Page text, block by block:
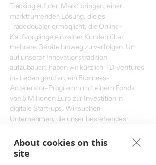
Tracking auf den Markt bringen, einer
marktführenden Lösung, die es
Tradedoubler ermöglicht, die Online-
Kaufvorgänge einzelner Kunden über
mehrere Geräte hinweg zu verfolgen. Um
auf unserer Innovationstradition
aufzubauen, haben wir kürzlich TD Ventures
ins Leben gerufen, ein Business-
Accelerator-Programm mit einem Fonds
von 5 Millionen Euro zur Investition in
digitale Start-ups. Wir suchen
Unternehmen, die unser bestehendes
neue digitale Technologien leisten. Die
Entwicklung dieser neuen
kundenorientierten Lösungen und die
About cookies on this
site